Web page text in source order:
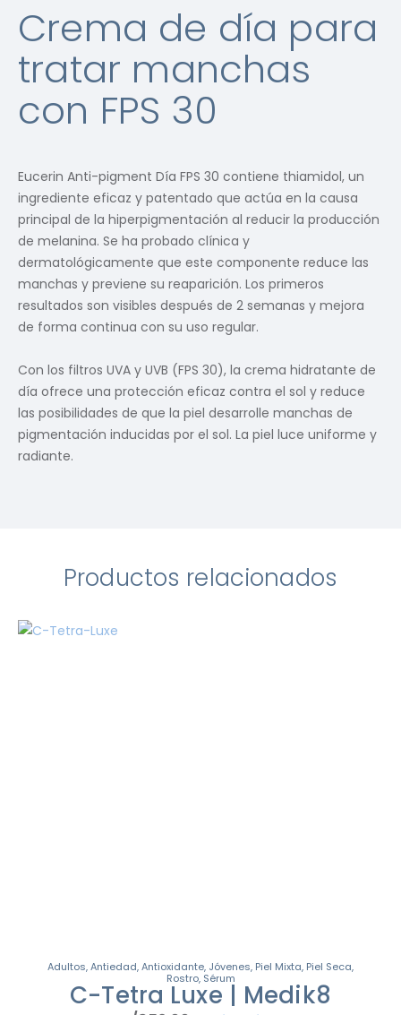
Crema de día para
tratar manchas
con FPS 30
Eucerin Anti-pigment Día FPS 30 contiene thiamidol, un
ingrediente eficaz y patentado que actúa en la causa
principal de la hiperpigmentación al reducir la producción
de melanina. Se ha probado clínica y
dermatológicamente que este componente reduce las
manchas y previene su reaparición. Los primeros
resultados son visibles después de 2 semanas y mejora
de forma continua con su uso regular.
Con los filtros UVA y UVB (FPS 30), la crema hidratante de
día ofrece una protección eficaz contra el sol y reduce
las posibilidades de que la piel desarrolle manchas de
pigmentación inducidas por el sol. La piel luce uniforme y
radiante.
Productos relacionados
Adultos,Antiedad,Antioxidante, Jóvenes, Piel Mixta, Piel Seca,
Rostro, Sérum
C-Tetra Luxe | Medik8